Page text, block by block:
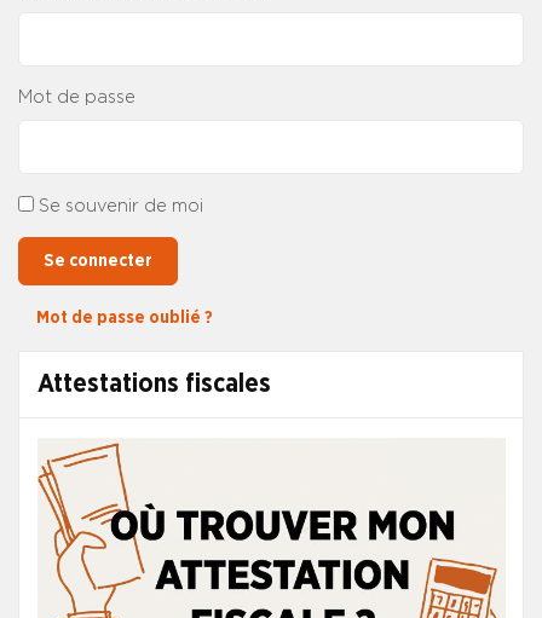
Attestations fiscales
Mot de passe
Se souvenir de moi
Se connecter
Mot de passe oublié ?